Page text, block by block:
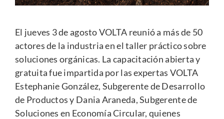
El jueves 3 de agosto VOLTA reunió a más de 50
actores de la industria en el taller práctico sobre
soluciones orgánicas. La capacitación abierta y
gratuita fue impartida por las expertas VOLTA
Estephanie González, Subgerente de Desarrollo
de Productos y Dania Araneda, Subgerente de
Soluciones en Economía Circular, quienes